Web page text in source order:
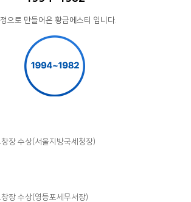
으로 만들어온 황금에스티 입니다.
장 수상(서울지방국세청장)
장 수상(영등포세무서장)